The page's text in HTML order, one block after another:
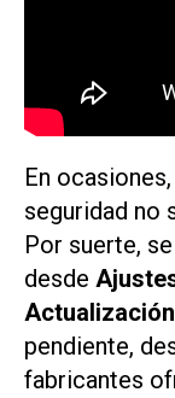
En
seguridad no
Por suerte,
desde
pendiente,
fabricantes